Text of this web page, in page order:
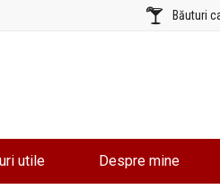
Băuturi
utile Despre mine